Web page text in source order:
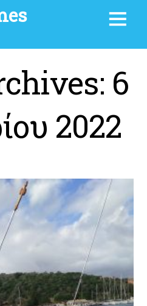
6
2022